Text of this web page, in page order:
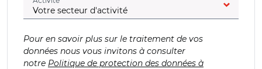
Pour en savoir plus sur le traitement de vos
données nous vous invitons à consulter
notre Politique de protection des données à